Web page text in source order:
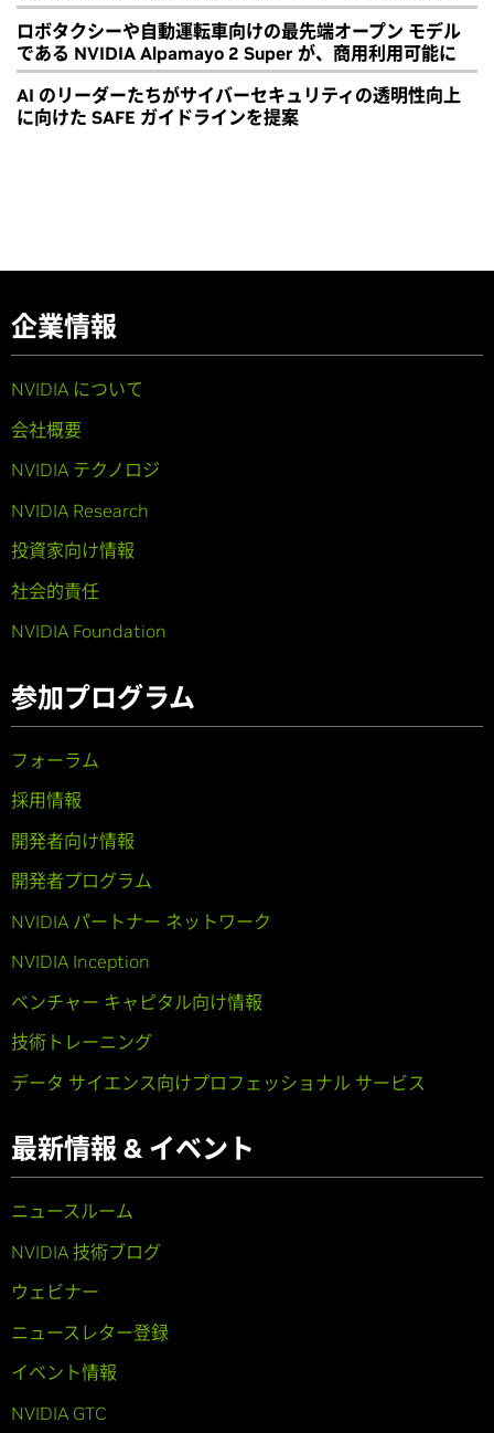
ロボタクシーや自動運転車向けの最先端オープン モデル
である NVIDIA Alpamayo 2 Super が、商用利用可能に
AI のリーダーたちがサイバーセキュリティの透明性向上
に向けた SAFE ガイドラインを提案
企業情報
NVIDIA について
会社概要
NVIDIA テクノロジ
NVIDIA Research
投資家向け情報
社会的責任
NVIDIA Foundation
参加プログラム
フォーラム
採用情報
開発者向け情報
開発者プログラム
NVIDIA パートナー ネットワーク
NVIDIA Inception
ベンチャー キャピタル向け情報
技術トレーニング
データ サイエンス向けプロフェッショナル サービス
最新情報 & イベント
ニュースルーム
NVIDIA 技術ブログ
ウェビナー
ニュースレター登録
イベント情報
NVIDIA GTC